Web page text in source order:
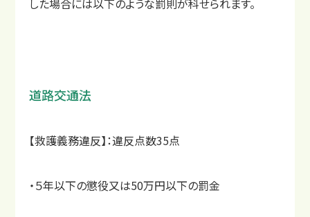
交通事故後の主な症状
した場合には以下のような罰則が科せられます。
道路交通法
【救護義務違反】：違反点数35点
・５年以下の懲役又は50万円以下の罰金